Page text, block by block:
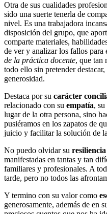
Otra de sus cualidades
sido una suerte tenerla de
nivel. Es una trabajadora
disposición del grupo, que
comparte materiales,
de ver y analizar los fallos para
de la práctica docente, que tan
todo ello sin pretender
generosidad.
Destaca por su carácter
relacionado con su empatía,
lugar de la otra persona, sino
pusiéramos en los zapatos de
juicio y facilitar la solución de
No puedo olvidar su
manifestadas en tantas y tan
familiares y profesionales. A
tarde, pero no todos las
Y termino con su valor como
generosamente, además de en